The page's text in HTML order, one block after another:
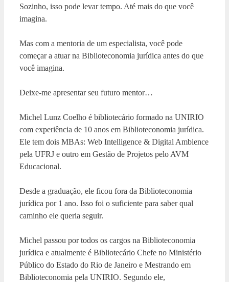
Sozinho, isso pode levar tempo. Até mais do que você
imagina.
Mas com a mentoria de um especialista, você pode
começar a atuar na Biblioteconomia jurídica antes do que
você imagina.
Deixe-me apresentar seu futuro mentor…
Michel Lunz Coelho é bibliotecário formado na UNIRIO
com experiência de 10 anos em Biblioteconomia jurídica.
Ele tem dois MBAs: Web Intelligence & Digital Ambience
pela UFRJ e outro em Gestão de Projetos pelo AVM
Educacional.
Desde a graduação, ele ficou fora da Biblioteconomia
jurídica por 1 ano. Isso foi o suficiente para saber qual
caminho ele queria seguir.
Michel passou por todos os cargos na Biblioteconomia
jurídica e atualmente é Bibliotecário Chefe no Ministério
Público do Estado do Rio de Janeiro e Mestrando em
Biblioteconomia pela UNIRIO. Segundo ele,